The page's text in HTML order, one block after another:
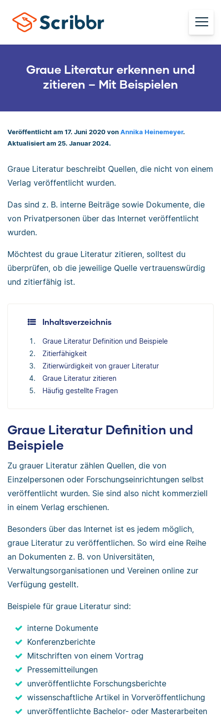
Graue Literatur erkennen und
zitieren – Mit Beispielen
Veröffentlicht am 17. Juni 2020 von Annika Heinemeyer.
Aktualisiert am 25. Januar 2024.
Graue Literatur beschreibt Quellen, die nicht von einem
Verlag veröffentlicht wurden.
Das sind z. B. interne Beiträge sowie Dokumente, die
von Privatpersonen über das Internet veröffentlicht
wurden.
Möchtest du graue Literatur zitieren, solltest du
überprüfen, ob die jeweilige Quelle vertrauenswürdig
und zitierfähig ist.
Inhaltsverzeichnis
Graue Literatur Definition und Beispiele
Zitierfähigkeit
Zitierwürdigkeit von grauer Literatur
Graue Literatur zitieren
Häufig gestellte Fragen
Graue Literatur Definition und
Beispiele
Zu grauer Literatur zählen Quellen, die von
Einzelpersonen oder Forschungseinrichtungen selbst
veröffentlicht wurden. Sie sind also nicht kommerziell
in einem Verlag erschienen.
Besonders über das Internet ist es jedem möglich,
graue Literatur zu veröffentlichen. So wird eine Reihe
an Dokumenten z. B. von Universitäten,
Verwaltungsorganisationen und Vereinen online zur
Verfügung gestellt.
Beispiele für graue Literatur sind:
interne Dokumente
Konferenzberichte
Mitschriften von einem Vortrag
Pressemitteilungen
unveröffentlichte Forschungsberichte
wissenschaftliche Artikel in Vorveröffentlichung
unveröffentlichte Bachelor- oder Masterarbeiten